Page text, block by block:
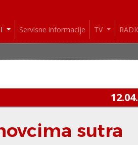
Servisne informacije TV
sutra